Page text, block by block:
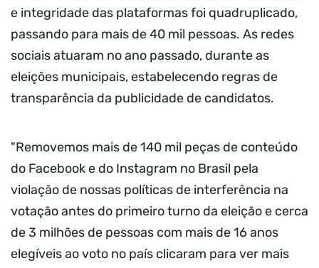
e integridade das plataformas foi quadruplicado,
passando para mais de 40 mil pessoas. As redes
sociais atuaram no ano passado, durante as
eleições municipais, estabelecendo regras de
transparência da publicidade de candidatos.
"Removemos mais de 140 mil peças de conteúdo
do Facebook e do Instagram no Brasil pela
violação de nossas políticas de interferência na
votação antes do primeiro turno da eleição e cerca
de 3 milhões de pessoas com mais de 16 anos
elegíveis ao voto no país clicaram para ver mais